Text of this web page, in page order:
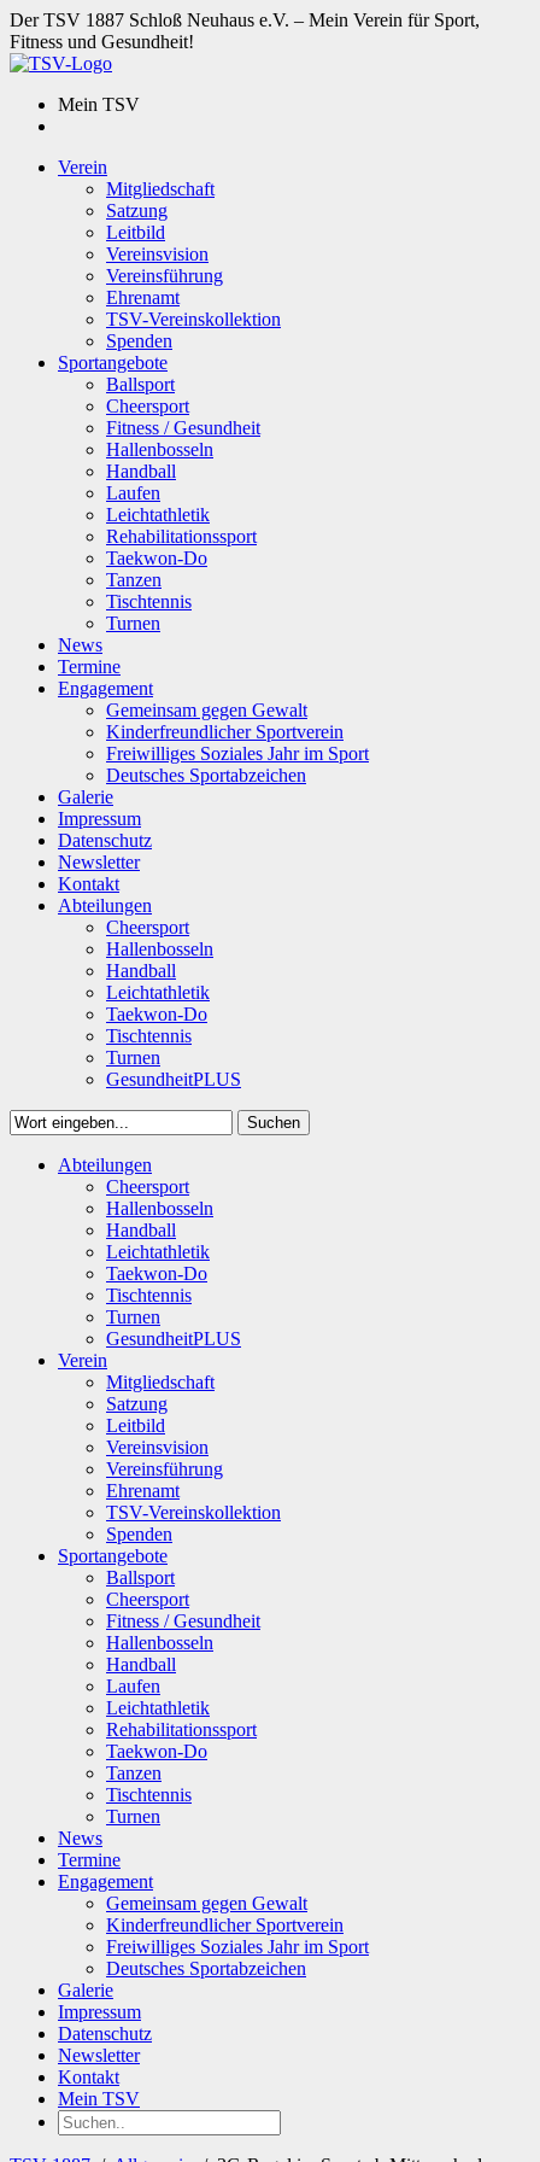
Der TSV 1887 Schloß Neuhaus e.V. – Mein Verein für Sport,
Fitness und Gesundheit!
Mein TSV
Verein
Mitgliedschaft
Satzung
Leitbild
Vereinsvision
Vereinsführung
Ehrenamt
TSV-Vereinskollektion
Spenden
Sportangebote
Ballsport
Cheersport
Fitness / Gesundheit
Hallenbosseln
Handball
Laufen
Leichtathletik
Rehabilitationssport
Taekwon-Do
Tanzen
Tischtennis
Turnen
News
Termine
Engagement
Gemeinsam gegen Gewalt
Kinderfreundlicher Sportverein
Freiwilliges Soziales Jahr im Sport
Deutsches Sportabzeichen
Galerie
Impressum
Datenschutz
Newsletter
Kontakt
Abteilungen
Cheersport
Hallenbosseln
Handball
Leichtathletik
Taekwon-Do
Tischtennis
Turnen
GesundheitPLUS
Suchen
SuchenAbteilungen
Cheersport
Hallenbosseln
Handball
Leichtathletik
Taekwon-Do
Tischtennis
Turnen
GesundheitPLUS
Verein
Mitgliedschaft
Satzung
Leitbild
Vereinsvision
Vereinsführung
Ehrenamt
TSV-Vereinskollektion
Spenden
Sportangebote
Ballsport
Cheersport
Fitness / Gesundheit
Hallenbosseln
Handball
Laufen
Leichtathletik
Rehabilitationssport
Taekwon-Do
Tanzen
Tischtennis
Turnen
News
Termine
Engagement
Gemeinsam gegen Gewalt
Kinderfreundlicher Sportverein
Freiwilliges Soziales Jahr im Sport
Deutsches Sportabzeichen
Galerie
Impressum
Datenschutz
Newsletter
Kontakt
Mein TSV